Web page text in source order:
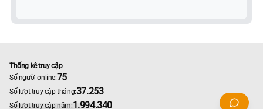
Thống kê truy cập
Số người online:75
Số lượt truy cập tháng:37.253
Số lượt truy cập năm:1.994.340